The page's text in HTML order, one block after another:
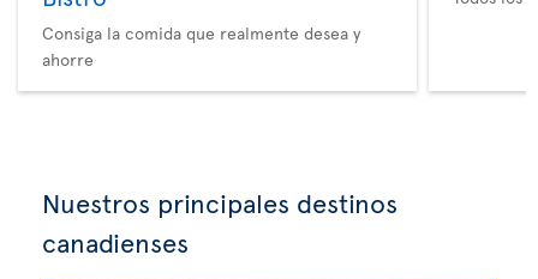
Consiga la comida que realmente desea y
ahorre
Nuestros principales destinos
canadienses